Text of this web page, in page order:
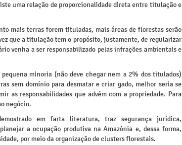
uma relação de proporcionalidade direta entre titulação e
mais terras forem tituladas, mais áreas de florestas serão
que a titulação tem o propósito, justamente, de regularizar
venha a ser responsabilizado pelas infrações ambientais e
minoria (não deve chegar nem a 2% dos titulados)
sem domínio para desmatar e criar gado, melhor seria se
as responsabilidades que advêm com a propriedade. Para
negócio.
em farta literatura, traz segurança jurídica,
a ocupação produtiva na Amazônia e, dessa forma,
por meio da organização de clusters florestais.